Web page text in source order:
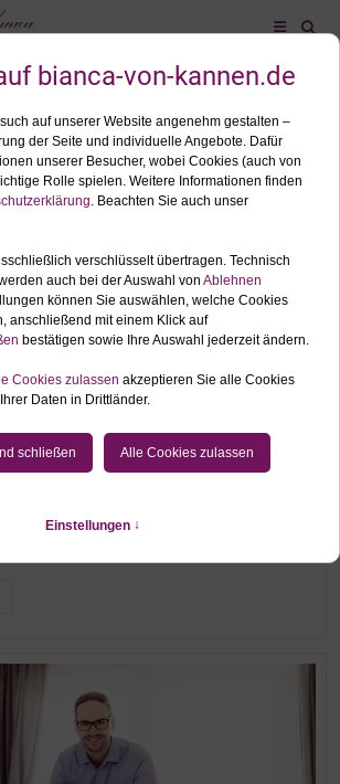
ALLGÄU
FOTOSHOOTING FÜSSEN